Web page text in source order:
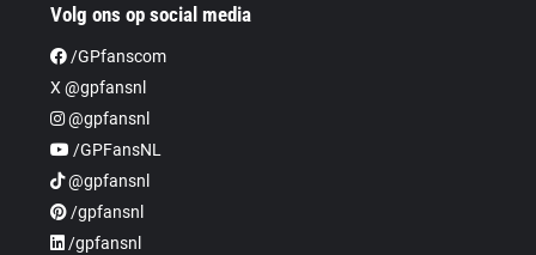
Volg ons op social media
/GPfanscom
X @gpfansnl
@gpfansnl
/GPFansNL
@gpfansnl
/gpfansnl
/gpfansnl